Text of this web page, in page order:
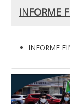
INFORME
INFORME